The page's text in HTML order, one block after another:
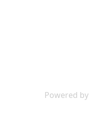
Powered by